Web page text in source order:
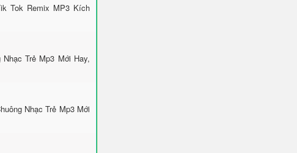
Tok Remix MP3 Kích
Trẻ Mp3 Mới Hay,
Nhạc Trẻ Mp3 Mới